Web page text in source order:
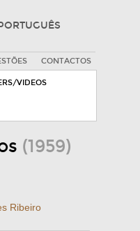
CONTACTOS
VIDEOS
(1959)
Ribeiro